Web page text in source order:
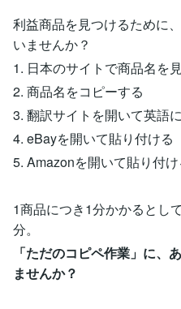
利益商品を見つけるために
いませんか？
1. 日本のサイトで商品名を
2. 商品名をコピーする
3. 翻訳サイトを開いて英語
4. eBayを開いて貼り付ける
5. Amazonを開いて貼り付
1商品につき1分かかるとし
分。
「ただのコピペ作業」に、
ませんか？